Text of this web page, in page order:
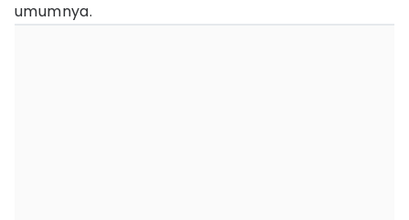
umumnya.